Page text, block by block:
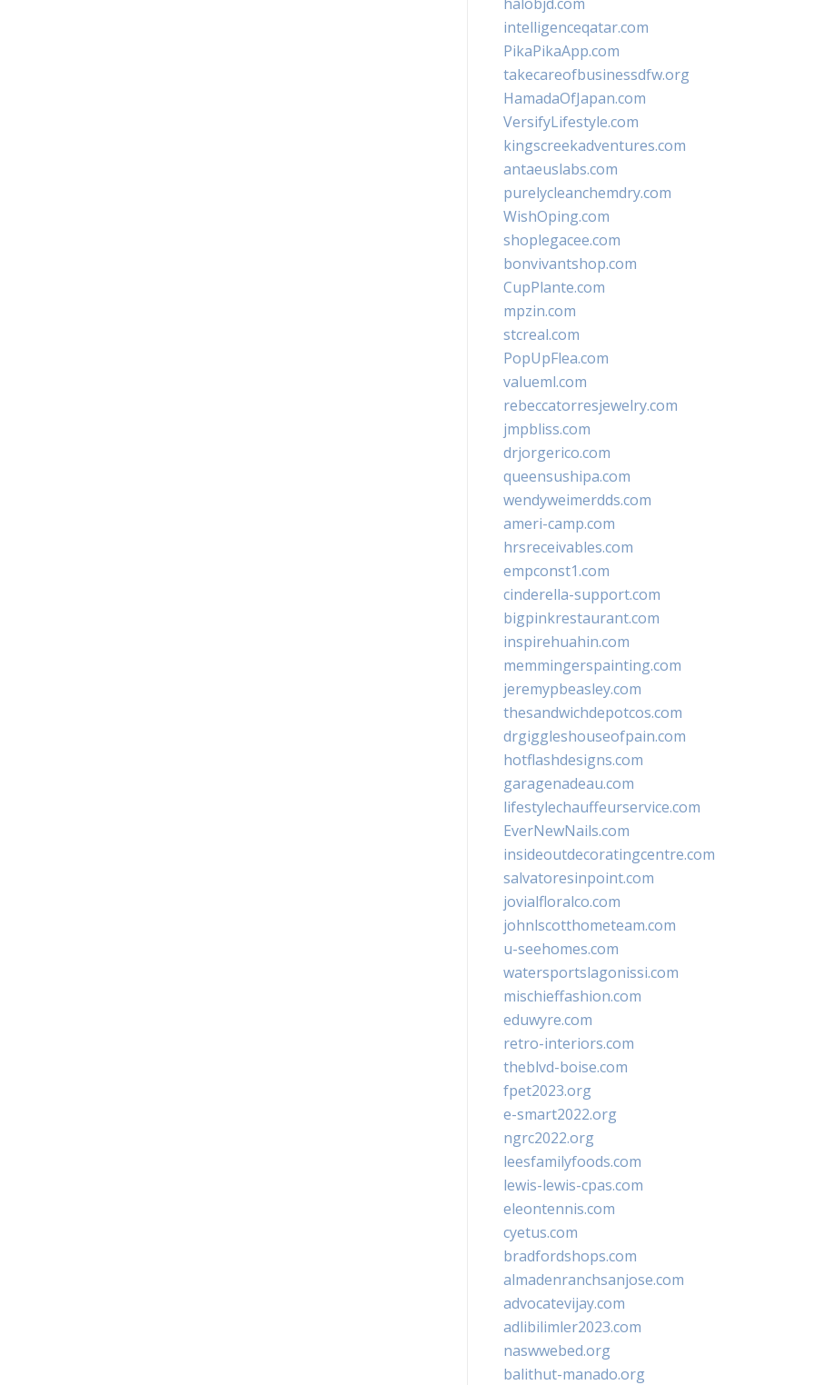
intelligenceqatar.com
PikaPikaApp.com
takecareofbusinessdfw.org
HamadaOfJapan.com
VersifyLifestyle.com
kingscreekadventures.com
antaeuslabs.com
purelycleanchemdry.com
WishOping.com
shoplegacee.com
bonvivantshop.com
CupPlante.com
mpzin.com
stcreal.com
PopUpFlea.com
valueml.com
rebeccatorresjewelry.com
jmpbliss.com
drjorgerico.com
queensushipa.com
wendyweimerdds.com
ameri-camp.com
hrsreceivables.com
empconst1.com
cinderella-support.com
bigpinkrestaurant.com
inspirehuahin.com
memmingerspainting.com
jeremypbeasley.com
thesandwichdepotcos.com
drgiggleshouseofpain.com
hotflashdesigns.com
garagenadeau.com
lifestylechauffeurservice.com
EverNewNails.com
insideoutdecoratingcentre.com
salvatoresinpoint.com
jovialfloralco.com
johnlscotthometeam.com
u-seehomes.com
watersportslagonissi.com
mischieffashion.com
eduwyre.com
retro-interiors.com
theblvd-boise.com
fpet2023.org
e-smart2022.org
ngrc2022.org
leesfamilyfoods.com
lewis-lewis-cpas.com
eleontennis.com
cyetus.com
bradfordshops.com
almadenranchsanjose.com
advocatevijay.com
adlibilimler2023.com
naswwebed.org
balithut-manado.org